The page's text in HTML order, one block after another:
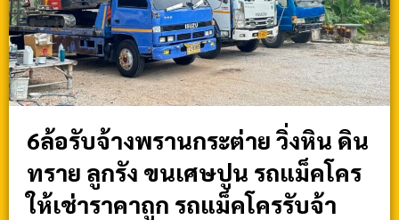
6ล้อรับจ้างพรานกระต่าย วิ่งหิน ดิน
ทราย ลูกรัง ขนเศษปูน รถแม็คโคร
ให้เช่าราคาถูก รถแม็คโครรับจ้า